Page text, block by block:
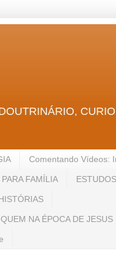
Comentando Vídeos:
FAMÍLIA ESTUDOS
NA ÉPOCA DE JESUS